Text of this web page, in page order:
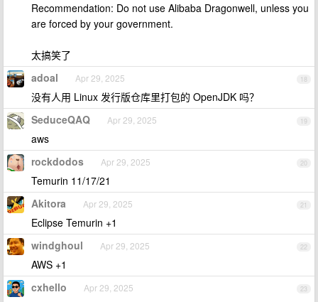
Recommendation: Do not use Alibaba Dragonwell, unless you
are forced by your government.
太搞笑了
18
adoal Apr 29, 2025
没有人用 Linux 发行版仓库里打包的 OpenJDK 吗？
19
SeduceQAQ Apr 29, 2025
aws
20
rockdodos Apr 29, 2025
Temurin 11/17/21
21
Akitora Apr 29, 2025
Eclipse Temurin +1
22
windghoul Apr 29, 2025
AWS +1
23
cxhello Apr 29, 2025